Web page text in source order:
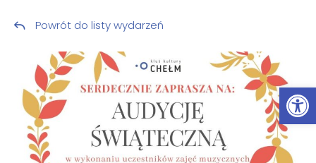
Przeskocz do treści
Powrót do listy wydarzeń